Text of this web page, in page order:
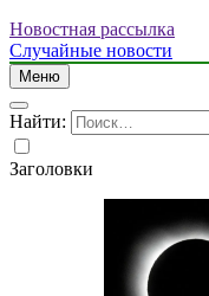
Новостная рассылка
Случайные новости
Меню
Найти:
Заголовки